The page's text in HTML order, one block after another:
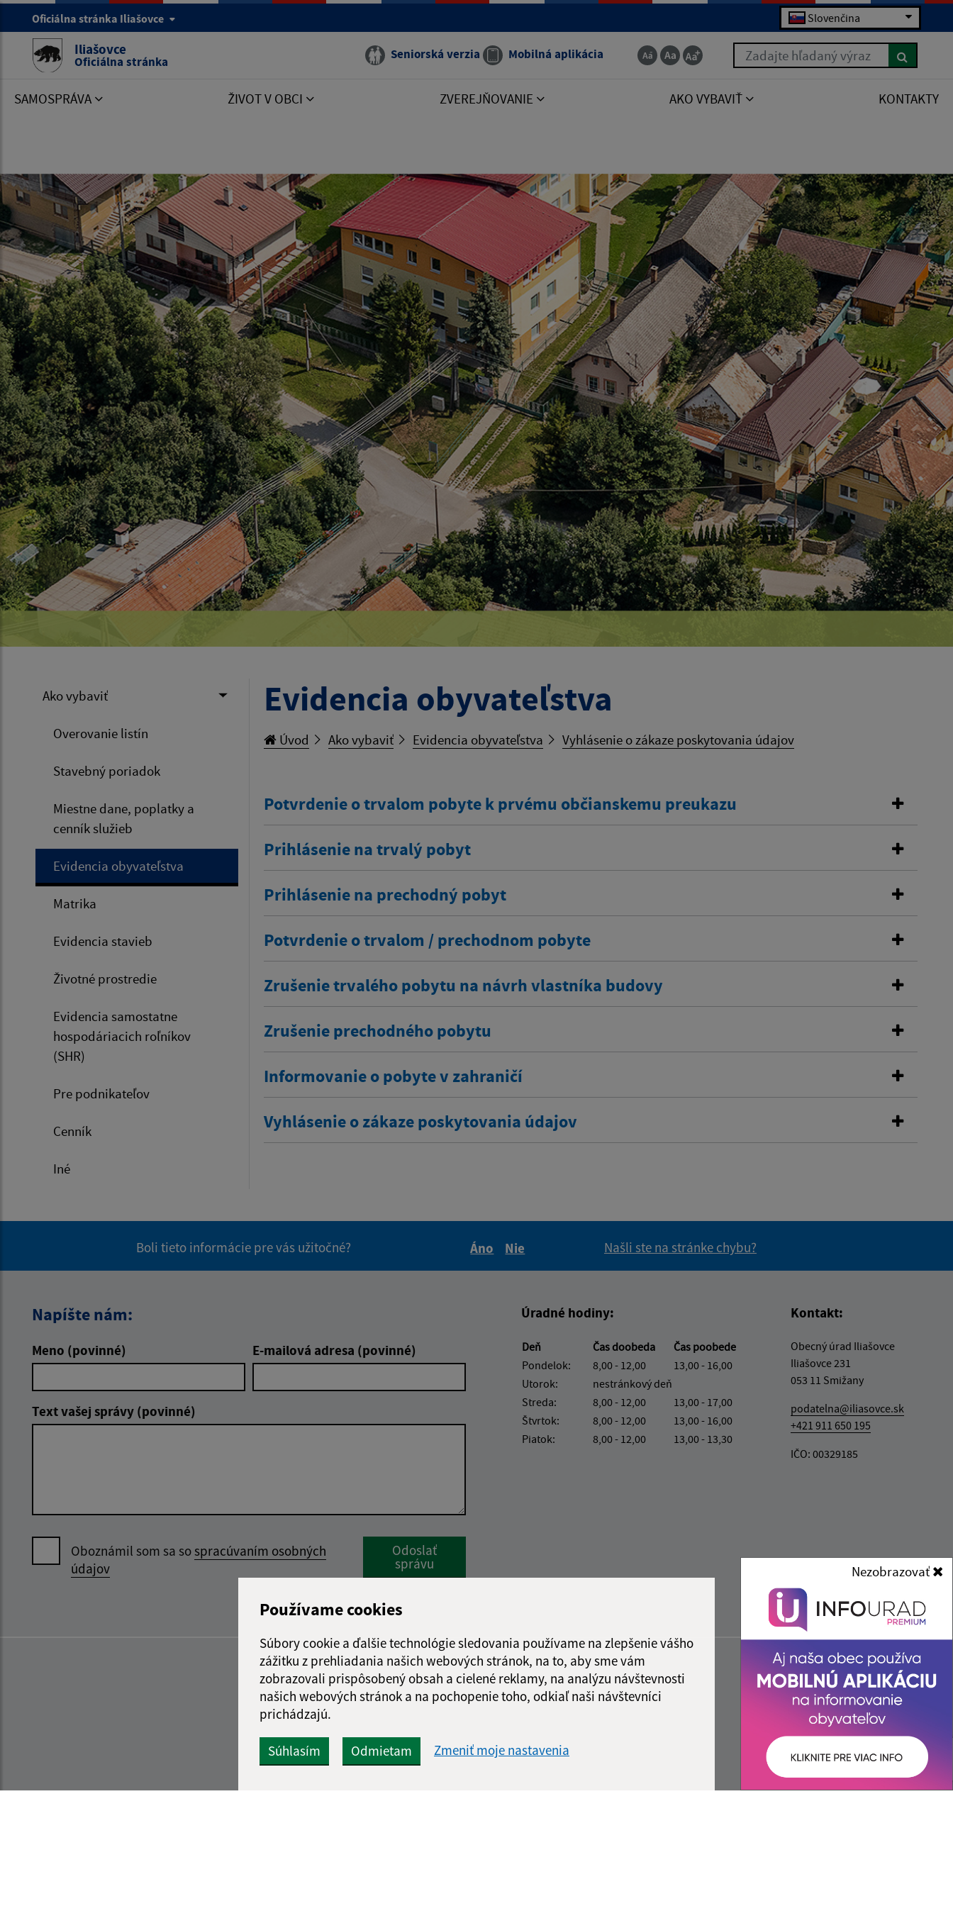
Používame cookies
Súbory cookie a ďalšie technológie sledovania používame na zlepšenie vášho
zážitku z prehliadania našich webových stránok, na to, aby sme vám
zobrazovali prispôsobený obsah a cielené reklamy, na analýzu návštevnosti
našich webových stránok a na pochopenie toho, odkiaľ naši návštevníci
prichádzajú.
Súhlasím Odmietam Zmeniť moje nastavenia
Nezobrazovať
Oficiálna stránka Iliašovce Slovenčina
Iliašovce
Oficiálna stránka Seniorská verzia Mobilná aplikácia Zadajte hľadaný výraz
SAMOSPRÁVA ŽIVOT V OBCI ZVEREJŇOVANIE AKO VYBAVIŤ KONTAKTY
Ako vybaviť
Overovanie listín
Stavebný poriadok
Miestne dane, poplatky a
cenník služieb
Evidencia obyvateľstva
Matrika
Evidencia stavieb
Životné prostredie
Evidencia samostatne
hospodáriacich roľníkov
(SHR)
Pre podnikateľov
Cenník
Iné
Evidencia obyvateľstva
Úvod Ako vybaviť Evidencia obyvateľstva Vyhlásenie o zákaze poskytovania údajov
Potvrdenie o trvalom pobyte k prvému občianskemu preukazu
Prihlásenie na trvalý pobyt
Prihlásenie na prechodný pobyt
Potvrdenie o trvalom / prechodnom pobyte
Zrušenie trvalého pobytu na návrh vlastníka budovy
Zrušenie prechodného pobytu
Informovanie o pobyte v zahraničí
Vyhlásenie o zákaze poskytovania údajov
Boli tieto informácie pre vás užitočné?
Áno
Nie
Našli ste na stránke chybu?
Napíšte nám:
Meno (povinné) E-mailová adresa (povinné)
Text vašej správy (povinné)
Oboznámil som sa sospracúvaním osobných
údajov
Google reCaptcha Response
Odoslať
správu
Úradné hodiny:
Deň Čas doobeda
Čas poobede
Pondelok:
8,00 - 12,00
13,00 - 16,00
Utorok:
nestránkový deň
Streda:
8,00 - 12,00
13,00 - 17,00
Štvrtok:
8,00 - 12,00
13,00 - 16,00
Piatok:
8,00 - 12,00 13,00 - 13,30
Kontakt:
Obecný úrad Iliašovce
Iliašovce 231
053 11 Smižany
podatelna@iliasovce.sk
+421 911 650 195
IČO: 00329185